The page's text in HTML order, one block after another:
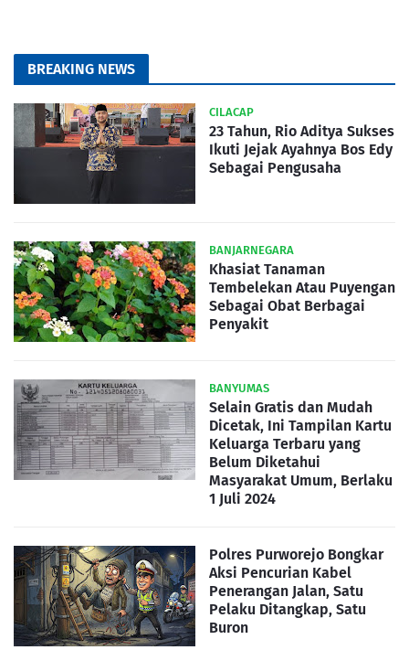
BREAKING NEWS
CILACAP
23 Tahun, Rio Aditya Sukses
Ikuti Jejak Ayahnya Bos Edy
Sebagai Pengusaha
BANJARNEGARA
Khasiat Tanaman
Tembelekan Atau Puyengan
Sebagai Obat Berbagai
Penyakit
BANYUMAS
Selain Gratis dan Mudah
Dicetak, Ini Tampilan Kartu
Keluarga Terbaru yang
Belum Diketahui
Masyarakat Umum, Berlaku
1 Juli 2024
Polres Purworejo Bongkar
Aksi Pencurian Kabel
Penerangan Jalan, Satu
Pelaku Ditangkap, Satu
Buron